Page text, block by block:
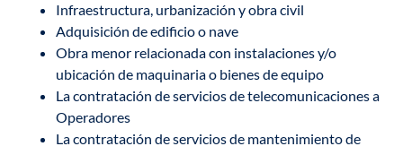
Infraestructura, urbanización y obra civil
Adquisición de edificio o nave
Obra menor relacionada con instalaciones y/o
ubicación de maquinaria o bienes de equipo
La contratación de servicios de telecomunicaciones a
Operadores
La contratación de servicios de mantenimiento de